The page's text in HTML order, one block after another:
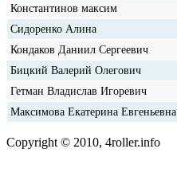
Константинов максим
Сидоренко Алина
Кондаков Даниил Сергеевич
Бицкий Валерий Олегович
Гетман Владислав Игоревич
Максимова Екатерина Евгеньевна
Copyright © 2010, 4roller.info